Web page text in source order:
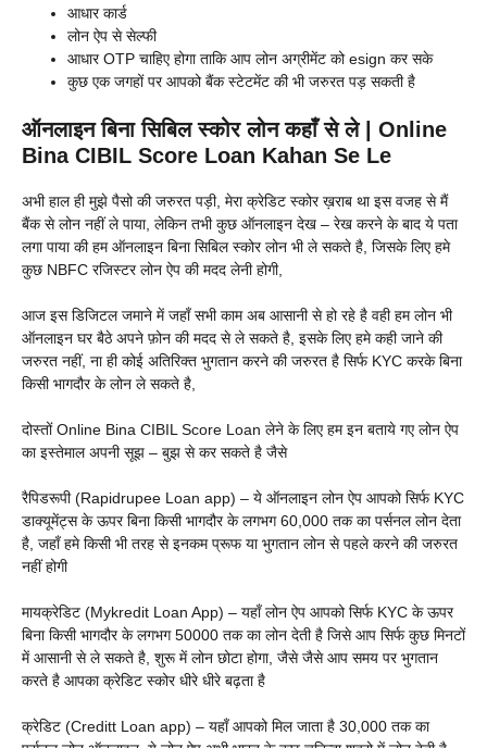
आधार कार्ड
लोन ऐप से सेल्फी
आधार OTP चाहिए होगा ताकि आप लोन अग्रीमेंट को esign कर सके
कुछ एक जगहों पर आपको बैंक स्टेटमेंट की भी जरुरत पड़ सकती है
ऑनलाइन बिना सिबिल स्कोर लोन कहाँ से ले | Online
Bina CIBIL Score Loan Kahan Se Le
अभी हाल ही मुझे पैसो की जरुरत पड़ी, मेरा क्रेडिट स्कोर ख़राब था इस वजह से मैं
बैंक से लोन नहीं ले पाया, लेकिन तभी कुछ ऑनलाइन देख – रेख करने के बाद ये पता
लगा पाया की हम ऑनलाइन बिना सिबिल स्कोर लोन भी ले सकते है, जिसके लिए हमे
कुछ NBFC रजिस्टर लोन ऐप की मदद लेनी होगी,
आज इस डिजिटल जमाने में जहाँ सभी काम अब आसानी से हो रहे है वही हम लोन भी
ऑनलाइन घर बैठे अपने फ़ोन की मदद से ले सकते है, इसके लिए हमे कही जाने की
जरुरत नहीं, ना ही कोई अतिरिक्त भुगतान करने की जरुरत है सिर्फ KYC करके बिना
किसी भागदौर के लोन ले सकते है,
दोस्तों Online Bina CIBIL Score Loan लेने के लिए हम इन बताये गए लोन ऐप
का इस्तेमाल अपनी सूझ – बुझ से कर सकते है जैसे
रैपिडरूपी (Rapidrupee Loan app) – ये ऑनलाइन लोन ऐप आपको सिर्फ KYC
डाक्यूमेंट्स के ऊपर बिना किसी भागदौर के लगभग 60,000 तक का पर्सनल लोन देता
है, जहाँ हमे किसी भी तरह से इनकम प्रूफ या भुगतान लोन से पहले करने की जरुरत
नहीं होगी
मायक्रेडिट (Mykredit Loan App) – यहाँ लोन ऐप आपको सिर्फ KYC के ऊपर
बिना किसी भागदौर के लगभग 50000 तक का लोन देती है जिसे आप सिर्फ कुछ मिनटों
में आसानी से ले सकते है, शुरू में लोन छोटा होगा, जैसे जैसे आप समय पर भुगतान
करते है आपका क्रेडिट स्कोर धीरे धीरे बढ़ता है
क्रेडिट (Creditt Loan app) – यहाँ आपको मिल जाता है 30,000 तक का